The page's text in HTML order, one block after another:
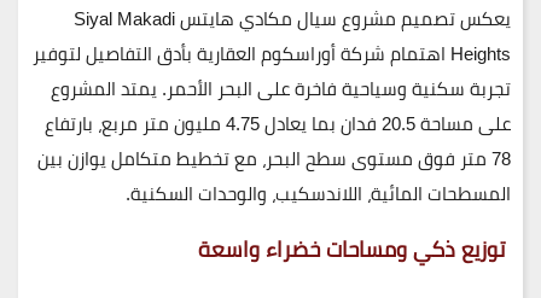
يعكس
تصميم مشروع سيال مكادي هايتس Siyal Makadi
Heights اهتمامشركة أوراسكوم العقاريةبأدق التفاصيل لتوفير
تجربة سكنية وسياحية فاخرة على البحر الأحمر. يمتدالمشروع
على مساحة 20.5 فدان
بما يعادل4.75 مليون متر مربع
، بارتفاع
78 متر فوق مستوى سطح البحر، مع تخطيط متكامل يوازن بين
المسطحات المائية، اللاندسكيب، والوحدات السكنية.
توزيع ذكي ومساحات خضراء واسعة